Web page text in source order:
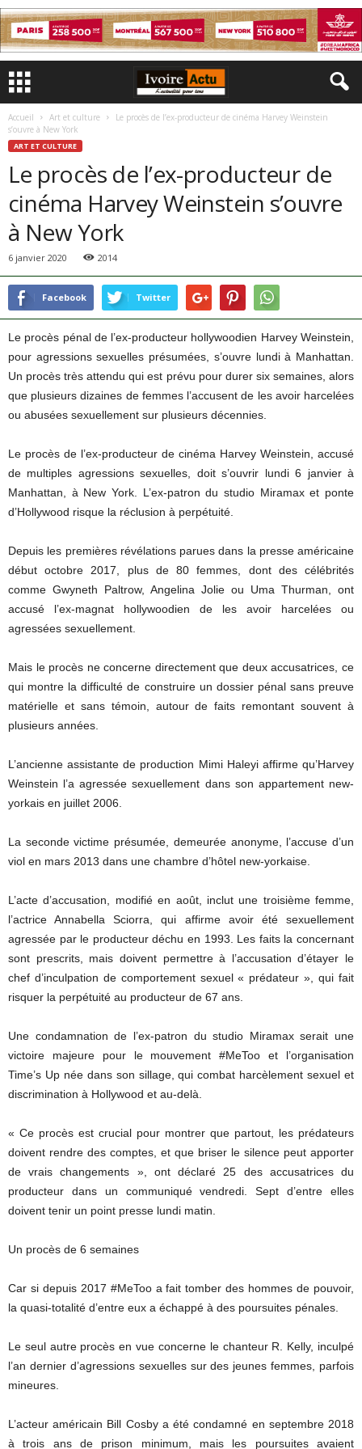
Accueil Art et culture
Le procès de l’ex-producteur de cinéma Harvey Weinstein
s’ouvre à New York
ART ET CULTURE
Le procès de l’ex-producteur de
cinéma Harvey Weinstein s’ouvre
à New York
6 janvier 2020 2014
Facebook Twitter
Le procès pénal de l’ex-producteur hollywoodien Harvey Weinstein,
pour agressions sexuelles présumées, s’ouvre lundi à Manhattan.
Un procès très attendu qui est prévu pour durer six semaines, alors
que plusieurs dizaines de femmes l’accusent de les avoir harcelées
ou abusées sexuellement sur plusieurs décennies.
Le procès de l’ex-producteur de cinéma Harvey Weinstein, accusé
de multiples agressions sexuelles, doit s’ouvrir lundi 6 janvier à
Manhattan, à New York. L’ex-patron du studio Miramax et ponte
d’Hollywood risque la réclusion à perpétuité.
Depuis les premières révélations parues dans la presse américaine
début octobre 2017, plus de 80 femmes, dont des célébrités
comme Gwyneth Paltrow, Angelina Jolie ou Uma Thurman, ont
accusé l’ex-magnat hollywoodien de les avoir harcelées ou
agressées sexuellement.
Mais le procès ne concerne directement que deux accusatrices, ce
qui montre la difficulté de construire un dossier pénal sans preuve
matérielle et sans témoin, autour de faits remontant souvent à
plusieurs années.
L’ancienne assistante de production Mimi Haleyi affirme qu’Harvey
Weinstein l’a agressée sexuellement dans son appartement new-
yorkais en juillet 2006.
La seconde victime présumée, demeurée anonyme, l’accuse d’un
viol en mars 2013 dans une chambre d’hôtel new-yorkaise.
L’acte d’accusation, modifié en août, inclut une troisième femme,
l’actrice Annabella Sciorra, qui affirme avoir été sexuellement
agressée par le producteur déchu en 1993. Les faits la concernant
sont prescrits, mais doivent permettre à l’accusation d’étayer le
chef d’inculpation de comportement sexuel « prédateur », qui fait
risquer la perpétuité au producteur de 67 ans.
Une condamnation de l’ex-patron du studio Miramax serait une
victoire majeure pour le mouvement #MeToo et l’organisation
Time’s Up née dans son sillage, qui combat harcèlement sexuel et
discrimination à Hollywood et au-delà.
« Ce procès est crucial pour montrer que partout, les prédateurs
doivent rendre des comptes, et que briser le silence peut apporter
de vrais changements », ont déclaré 25 des accusatrices du
producteur dans un communiqué vendredi. Sept d’entre elles
doivent tenir un point presse lundi matin.
Un procès de 6 semaines
Car si depuis 2017 #MeToo a fait tomber des hommes de pouvoir,
la quasi-totalité d’entre eux a échappé à des poursuites pénales.
Le seul autre procès en vue concerne le chanteur R. Kelly, inculpé
l’an dernier d’agressions sexuelles sur des jeunes femmes, parfois
mineures.
L’acteur américain Bill Cosby a été condamné en septembre 2018
à trois ans de prison minimum, mais les poursuites avaient